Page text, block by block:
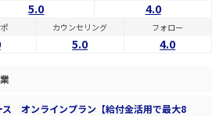
5.0 4.0
カウンセリング
5.0
フォロー
4.0
ス オンラインプラン【給付金活用で最大8